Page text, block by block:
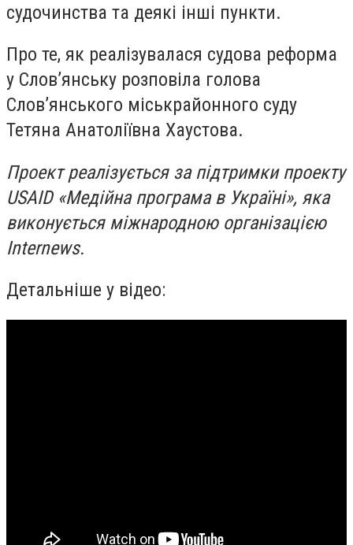
судочинства та деякі інші пункти.
Про те, як реалізувалася судова реформа
у Слов’янську розповіла голова
Слов’янського міськрайонного суду
Тетяна Анатоліївна Хаустова.
Проект реалізується за підтримки проекту
USAID «Медійна програма в Україні», яка
виконується міжнародною організацією
Internews.
Детальніше у відео: